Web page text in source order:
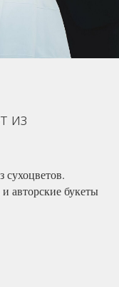
из
сухоцветов.
авторские букеты